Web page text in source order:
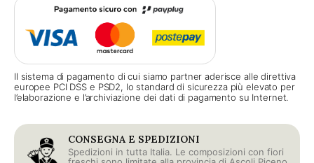
Il sistema di pagamento di cui siamo partner aderisce alle direttiva
europee PCI DSS e PSD2, lo standard di sicurezza più elevato per
l’elaborazione e l’archiviazione dei dati di pagamento su Internet.
CONSEGNA E SPEDIZIONI
Spedizioni in tutta Italia. Le composizioni con fiori